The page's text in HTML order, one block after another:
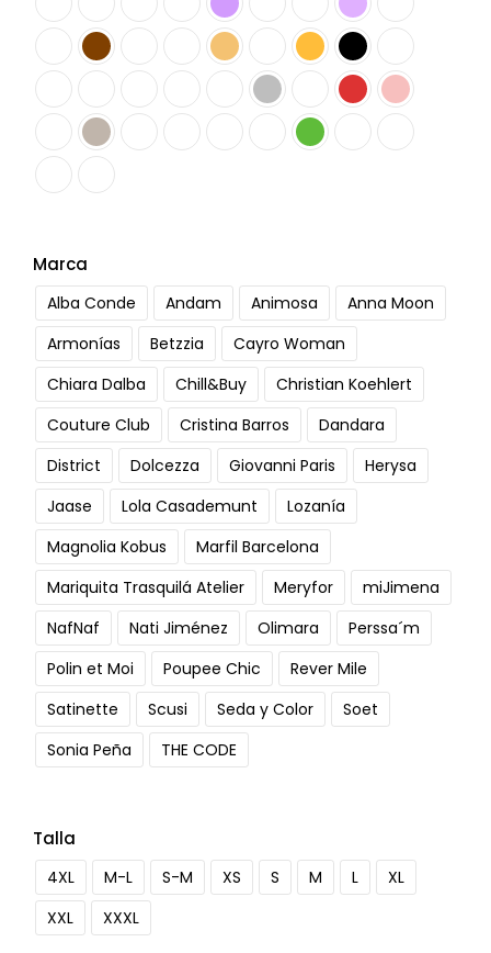
Marca
Alba Conde Andam Animosa
Anna Moon
Armonías
Betzzia
Cayro Woman
Chiara Dalba
Chill&Buy
Christian Koehlert
Couture Club
Cristina Barros
Dandara
District
Dolcezza Giovanni Paris
Herysa
Jaase
Lola Casademunt
Lozanía
Magnolia Kobus
Marfil Barcelona
Mariquita Trasquilá Atelier
Meryfor
miJimena
NafNaf
Nati Jiménez Olimara
Perssa´m
Polin et Moi
Poupee Chic
Rever Mile
Satinette
Scusi Seda y Color
Soet
Sonia Peña
THE CODE
Talla
4XL M-L S-M XS S M L
XL
XXL
XXXL